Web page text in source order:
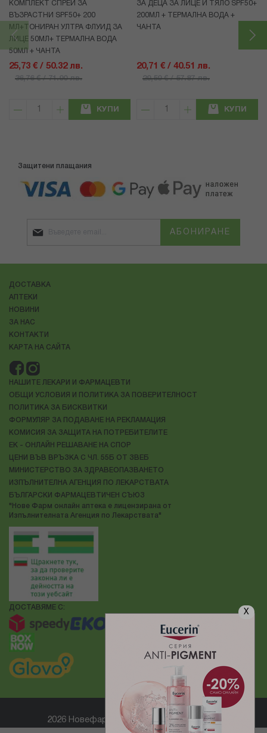
X
КОМПЛЕКТ СПРЕЙ ЗА
ВЪЗРАСТНИ SPF50+ 200
МЛ+ТОНИРАН УЛТРА ФЛУИД ЗА
ЛИЦЕ 50МЛ+ ТЕРМАЛНА ВОДА
50МЛ + ЧАНТА
25,73 € / 50.32 лв.
36,76 € / 71.90 лв.
КУПИ
ЗА ДЕЦА ЗА ЛИЦЕ И ТЯЛО SPF50+
200МЛ + ТЕРМАЛНА ВОДА +
ЧАНТА
20,71 € / 40.51 лв.
29,59 € / 57.87 лв.
КУПИ
Защитени плащания
АБОНИРАНЕ
ДОСТАВКА
АПТЕКИ
НОВИНИ
ЗА НАС
КОНТАКТИ
КАРТА НА САЙТА
НАШИТЕ ЛЕКАРИ И ФАРМАЦЕВТИ
ОБЩИ УСЛОВИЯ И ПОЛИТИКА ЗА ПОВЕРИТЕЛНОСТ
ПОЛИТИКА ЗА БИСКВИТКИ
ФОРМУЛЯР ЗА ПОДАВАНЕ НА РЕКЛАМАЦИЯ
КОМИСИЯ ЗА ЗАЩИТА НА ПОТРЕБИТЕЛИТЕ
ЕК - ОНЛАЙН РЕШАВАНЕ НА СПОР
ЦЕНИ ВЪВ ВРЪЗКА С ЧЛ. 55Б ОТ ЗВЕБ
МИНИСТЕРСТВО ЗА ЗДРАВЕОПАЗВАНЕТО
ИЗПЪЛНИТЕЛНА АГЕНЦИЯ ПО ЛЕКАРСТВАТА
БЪЛГАРСКИ ФАРМАЦЕВТИЧЕН СЪЮЗ
"Нове Фарм онлайн аптека е лицензирана от
Изпълнителната Агенция по Лекарствата"
ДОСТАВЯМЕ С:
2026 Новефарм ® Всички права запазени